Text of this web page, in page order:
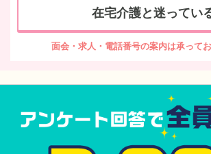
在宅介護と迷ってい
面会・求人・電話番号の案内は承ってお